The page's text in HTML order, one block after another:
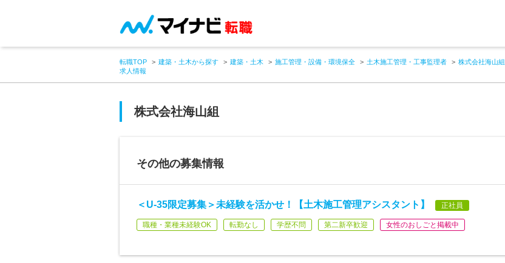
転職TOP 建築・土木から探す 建築・土木 施工管理・設備・環境保全 土木施工管理・工事監理者 株式会社海山組
求人情報
株式会社海山組
その他の募集情報
＜U-35限定募集＞未経験を活かせ！【土木施工管理アシスタント】 正社員
職種・業種未経験OK 転勤なし 学歴不問 第二新卒歓迎 女性のおしごと掲載中